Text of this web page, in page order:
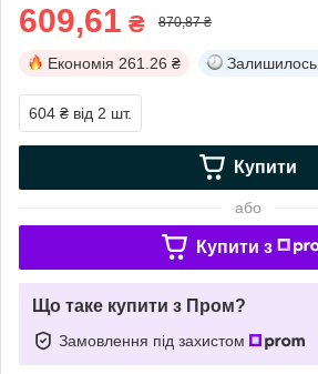
609,61 ₴ 870,87 ₴
Економія 261.26 ₴ Залишилось
604 ₴ від 2 шт.
Купити
або
Купити з
Що таке купити з Пром?
Замовлення під захистом